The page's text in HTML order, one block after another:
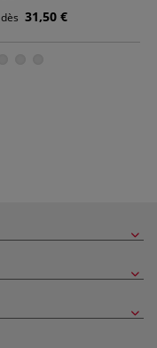
dès 31,50 €